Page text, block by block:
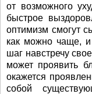
от возможного
быстрое
оптимизм смогут
как можно чаще, и
шаг навстречу
может проявить
окажется
собой